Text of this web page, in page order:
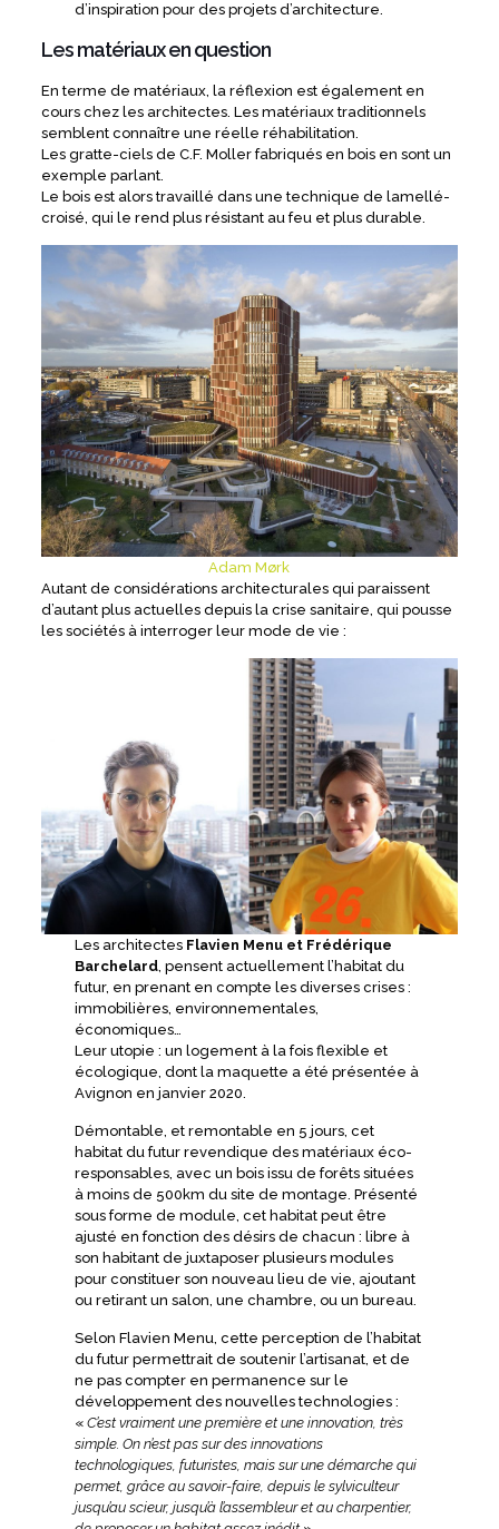
d’inspiration pour des projets d’architecture.
Les matériaux en question
En terme de matériaux, la réflexion est également en
cours chez les architectes. Les matériaux traditionnels
semblent connaître une réelle réhabilitation.
Les gratte-ciels de C.F. Moller fabriqués en bois en sont un
exemple parlant.
Le bois est alors travaillé dans une technique de lamellé-
croisé, qui le rend plus résistant au feu et plus durable.
Adam Mørk
Autant de considérations architecturales qui paraissent
d’autant plus actuelles depuis la crise sanitaire, qui pousse
les sociétés à interroger leur mode de vie :
Les architectes Flavien Menu et Frédérique
Barchelard, pensent actuellement l’habitat du
futur, en prenant en compte les diverses crises :
immobilières, environnementales,
économiques…
Leur utopie : un logement à la fois flexible et
écologique, dont la maquette a été présentée à
Avignon en janvier 2020.
Démontable, et remontable en 5 jours, cet
habitat du futur revendique des matériaux éco-
responsables, avec un bois issu de forêts situées
à moins de 500km du site de montage. Présenté
sous forme de module, cet habitat peut être
ajusté en fonction des désirs de chacun : libre à
son habitant de juxtaposer plusieurs modules
pour constituer son nouveau lieu de vie, ajoutant
ou retirant un salon, une chambre, ou un bureau.
Selon Flavien Menu, cette perception de l’habitat
du futur permettrait de soutenir l’artisanat, et de
ne pas compter en permanence sur le
développement des nouvelles technologies :
« C’est vraiment une première et une innovation, très
simple. On n’est pas sur des innovations
technologiques, futuristes, mais sur une démarche qui
permet, grâce au savoir-faire, depuis le sylviculteur
jusqu’au scieur, jusqu’à l’assembleur et au charpentier,